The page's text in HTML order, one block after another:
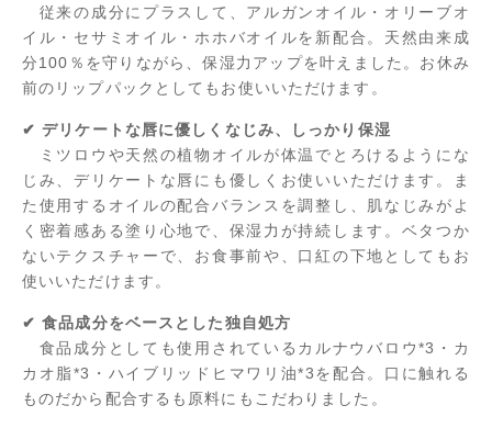
従来の成分にプラスして、アルガンオイル・オリーブオ
イル・セサミオイル・ホホバオイルを新配合。天然由来成
分100％を守りながら、保湿力アップを叶えました。お休み
前のリップパックとしてもお使いいただけます。
✔ デリケートな唇に優しくなじみ、しっかり保湿
ミツロウや天然の植物オイルが体温でとろけるようにな
じみ、デリケートな唇にも優しくお使いいただけます。ま
た使用するオイルの配合バランスを調整し、肌なじみがよ
く密着感ある塗り心地で、保湿力が持続します。ベタつか
ないテクスチャーで、お食事前や、口紅の下地としてもお
使いいただけます。
✔ 食品成分をベースとした独自処方
食品成分としても使用されているカルナウバロウ*3・カ
カオ脂*3・ハイブリッドヒマワリ油*3を配合。口に触れる
ものだから配合するも原料にもこだわりました。